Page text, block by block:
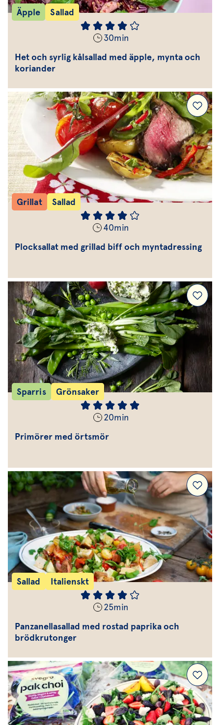
Äpple Sallad
30min
Het och syrlig kålsallad med äpple, mynta och
koriander
Grillat Sallad
40min
Plocksallat med grillad biff och myntadressing
Sparris Grönsaker
20min
Primörer med örtsmör
Sallad Italienskt
25min
Panzanellasallad med rostad paprika och
brödkrutonger